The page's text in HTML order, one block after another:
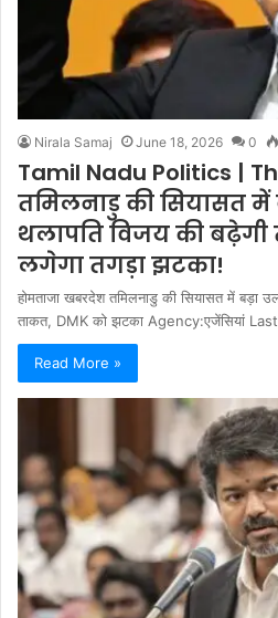
Nirala Samaj June 18, 2026 0
Tamil Nadu Politics |
तमिलनाडु की सियासत
थलापति विजय की
लगेगा तगड़ा झटका!
होमताजा खबरदेश तमिलनाडु की सियासत में बड़ा
ताकत, DMK को झटका Agency:एजेंसियां
Read More »